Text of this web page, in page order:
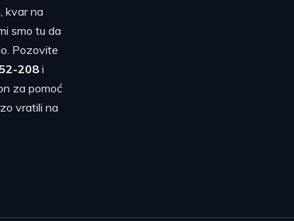
kvar na
smo tu da
Pozovite
208 i
za pomoć
vratili na